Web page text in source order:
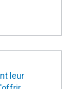
leur